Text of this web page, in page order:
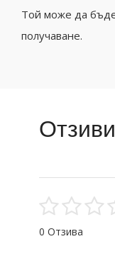
Той може да
получаване.
Отзиви
0 Отзива